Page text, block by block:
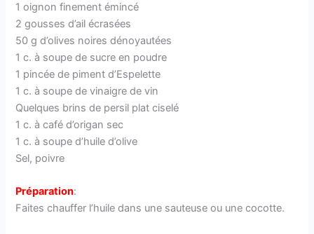
1 oignon finement émincé
2 gousses d’ail écrasées
50 g d’olives noires dénoyautées
1 c. à soupe de sucre en poudre
1 pincée de piment d’Espelette
1 c. à soupe de vinaigre de vin
Quelques brins de persil plat ciselé
1 c. à café d’origan sec
1 c. à soupe d’huile d’olive
Sel, poivre
Préparation:
Faites chauffer l’huile dans une sauteuse ou une cocotte.